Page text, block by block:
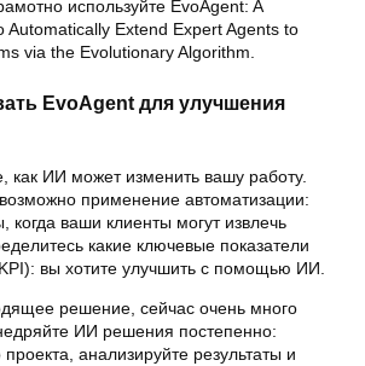
используйте EvoAgent: A
Automatically Extend Expert Agents to
via the Evolutionary Algorithm.
EvoAgent для улучшения
как ИИ может изменить вашу работу.
применение автоматизации:
когда ваши клиенты могут извлечь
какие ключевые показатели
вы хотите улучшить с помощью ИИ.
решение, сейчас очень много
ИИ решения постепенно:
анализируйте результаты и